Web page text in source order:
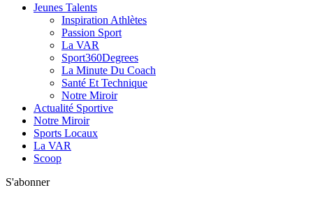
Jeunes Talents
Inspiration Athlètes
Passion Sport
La VAR
Sport360Degrees
La Minute Du Coach
Santé Et Technique
Notre Miroir
Actualité Sportive
Notre Miroir
Sports Locaux
La VAR
Scoop
S'abonner